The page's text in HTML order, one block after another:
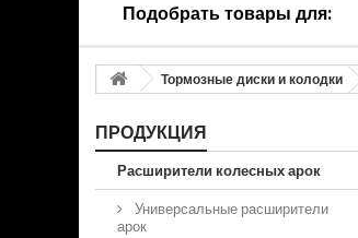
Подобрать товары для:
Тормозные диски и колодки
ПРОДУКЦИЯ
Расширители колесных арок
Универсальные расширители
арок